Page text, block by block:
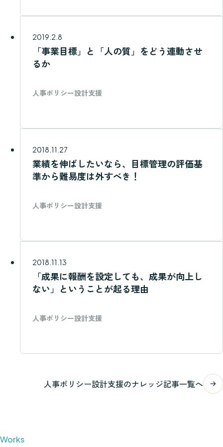
2019.2.8
「事業目標」と「人の質」をどう連動させ
るか
人事ポリシー設計支援
2018.11.27
業績を伸ばしたいなら、目標管理の評価基
準から難易度は外すべき！
人事ポリシー設計支援
2018.11.13
「成果に報酬を設定しても、成果が向上し
ない」ということが起る理由
人事ポリシー設計支援
人事ポリシー設計支援のナレッジ記事一覧へ